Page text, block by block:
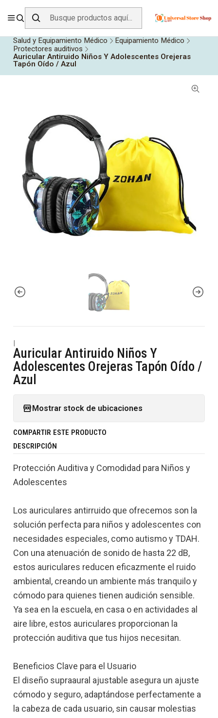
ENVÍO GRATIS SOBRE$19.990EN ZONA CENTRO
Salud y Equipamiento Médico
Equipamiento Médico
Protectores auditivos
Auricular Antiruido Niños Y Adolescentes Orejeras
Tapón Oído / Azul
|
Auricular Antiruido Niños Y
Adolescentes Orejeras Tapón Oído /
Azul
Mostrar stock de ubicaciones
COMPARTIR ESTE PRODUCTO
DESCRIPCIÓN
Protección Auditiva y Comodidad para Niños y
Adolescentes
Los auriculares antirruido que ofrecemos son la
solución perfecta para niños y adolescentes con
necesidades especiales, como autismo y TDAH.
Con una atenuación de sonido de hasta 22 dB,
estos auriculares reducen eficazmente el ruido
ambiental, creando un ambiente más tranquilo y
cómodo para quienes tienen audición sensible.
Ya sea en la escuela, en casa o en actividades al
aire libre, estos auriculares proporcionan la
protección auditiva que tus hijos necesitan.
Beneficios Clave para el Usuario
El diseño supraaural ajustable asegura un ajuste
cómodo y seguro, adaptándose perfectamente a
la cabeza de cada usuario, sin causar molestias